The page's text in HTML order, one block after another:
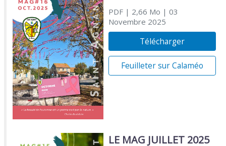
PDF| 2,66 Mo | 03
Novembre 2025
Télécharger
Feuilleter sur Calaméo
LE MAG JUILLET 2025